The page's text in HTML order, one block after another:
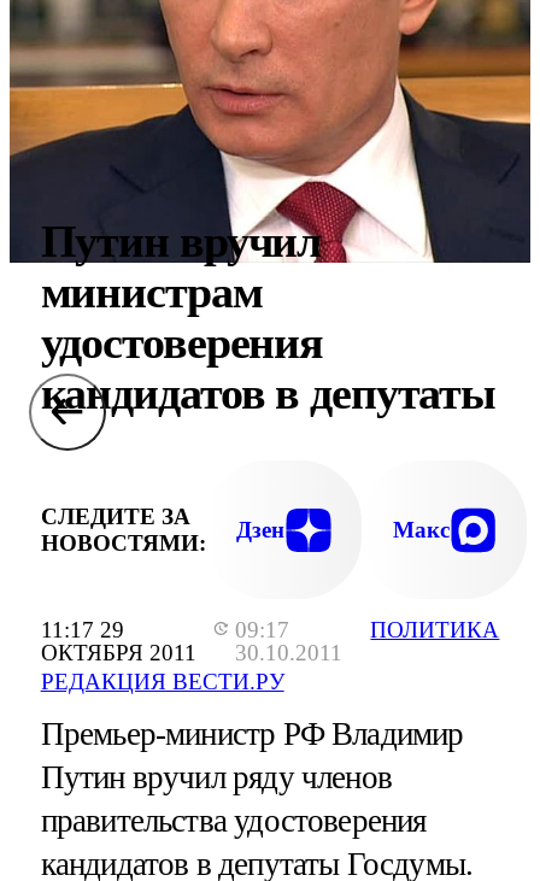
11:17 29
ОКТЯБРЯ 2011
09:17
30.10.2011
РЕДАКЦИЯ ВЕСТИ.РУ
ПОЛИТИКА
Путин вручил
министрам
удостоверения
кандидатов в депутаты
СЛЕДИТЕ ЗА
НОВОСТЯМИ:
Дзен Макс
Премьер-министр РФ Владимир
Путин вручил ряду членов
правительства удостоверения
кандидатов в депутаты Госдумы.